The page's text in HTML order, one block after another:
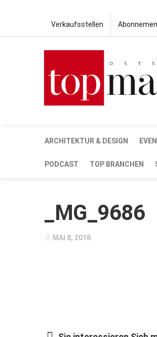
Verkaufsstellen
ARCHITEKTUR & DESIGN
PODCAST TOP BRANCHEN
_MG_9686
MAI 8, 2018